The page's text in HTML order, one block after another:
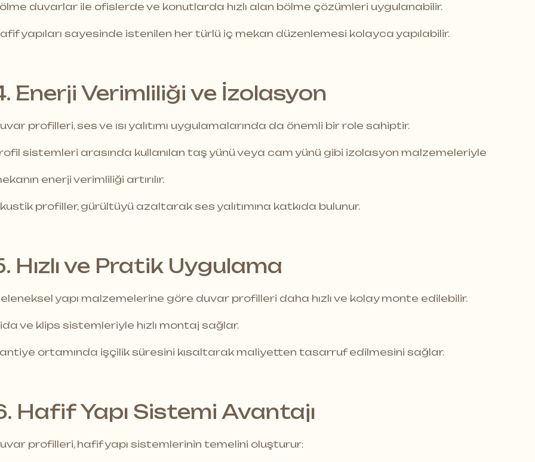
duvarlar ile ofislerde ve konutlarda hızlı alan bölme çözümleri uygulanabilir.
yapıları sayesinde istenilen her türlü iç mekan düzenlemesi kolayca yapılabilir.
Enerji Verimliliği ve İzolasyon
profilleri, ses ve ısı yalıtımı uygulamalarında da önemli bir role sahiptir.
sistemleri arasında kullanılan taş yünü veya cam yünü gibi izolasyon malzemeleriyle
enerji verimliliği artırılır.
profiller, gürültüyü azaltarak ses yalıtımına katkıda bulunur.
Hızlı ve Pratik Uygulama
yapı malzemelerine göre duvar profilleri daha hızlı ve kolay monte edilebilir.
ve klips sistemleriyle hızlı montaj sağlar.
ortamında işçilik süresini kısaltarak maliyetten tasarruf edilmesini sağlar.
Hafif Yapı Sistemi Avantajı
profilleri, hafif yapı sistemlerinin temelini oluşturur: